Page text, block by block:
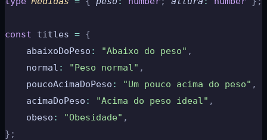
const titles = {
    abaixoDoPeso
: "Abaixo do peso" ,
    normal
: "Peso normal" ,
    poucoAcimaDoPeso
: "Um pouco acima do peso" ,
    acimaDoPeso
: "Acima do peso ideal" ,
    obeso
: "Obesidade" ,
};